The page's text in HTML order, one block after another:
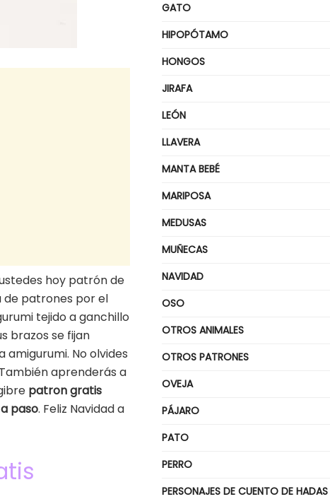
hoy patrón de
de patrones por el
tejido a ganchillo
brazos se fijan
No olvides
aprenderás a
patron gratis
paso. Feliz Navidad a
GATO
HIPOPÓTAMO
HONGOS
JIRAFA
LEÓN
LLAVERA
MANTA BEBÉ
MARIPOSA
MEDUSAS
MUÑECAS
NAVIDAD
OSO
OTROS ANIMALES
OTROS PATRONES
OVEJA
PÁJARO
PATO
PERRO
PERSONAJES DE CUENTO DE HADAS